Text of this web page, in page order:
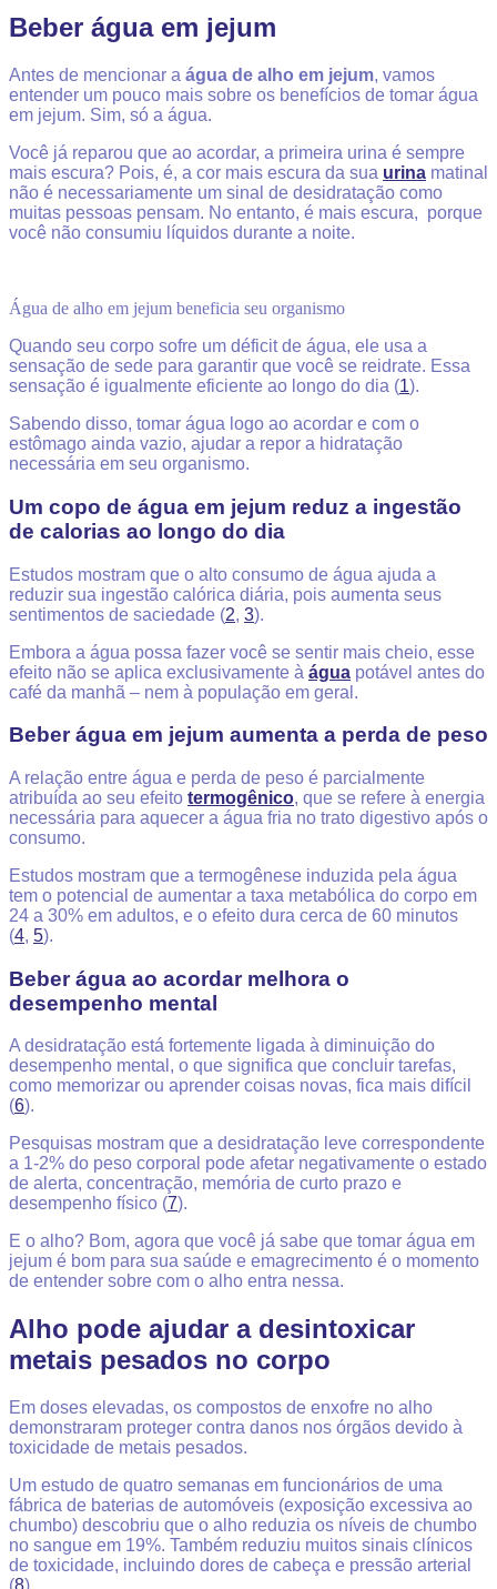
Beber água em jejum
Antes de mencionar a água de alho em jejum, vamos
entender um pouco mais sobre os benefícios de tomar água
em jejum. Sim, só a água.
Você já reparou que ao acordar, a primeira urina é sempre
mais escura? Pois, é, a cor mais escura da sua urina matinal
não é necessariamente um sinal de desidratação como
muitas pessoas pensam. No entanto, é mais escura, porque
você não consumiu líquidos durante a noite.
Água de alho em jejum beneficia seu organismo
Quando seu corpo sofre um déficit de água, ele usa a
sensação de sede para garantir que você se reidrate. Essa
sensação é igualmente eficiente ao longo do dia (1).
Sabendo disso, tomar água logo ao acordar e com o
estômago ainda vazio, ajudar a repor a hidratação
necessária em seu organismo.
Um copo de água em jejum reduz a ingestão
de calorias ao longo do dia
Estudos mostram que o alto consumo de água ajuda a
reduzir sua ingestão calórica diária, pois aumenta seus
sentimentos de saciedade (2, 3).
Embora a água possa fazer você se sentir mais cheio, esse
efeito não se aplica exclusivamente à água potável antes do
café da manhã – nem à população em geral.
Beber água em jejum aumenta a perda de peso
A relação entre água e perda de peso é parcialmente
atribuída ao seu efeito termogênico, que se refere à energia
necessária para aquecer a água fria no trato digestivo após o
consumo.
Estudos mostram que a termogênese induzida pela água
tem o potencial de aumentar a taxa metabólica do corpo em
24 a 30% em adultos, e o efeito dura cerca de 60 minutos
(4, 5).
Beber água ao acordar melhora o
desempenho mental
A desidratação está fortemente ligada à diminuição do
desempenho mental, o que significa que concluir tarefas,
como memorizar ou aprender coisas novas, fica mais difícil
(6).
Pesquisas mostram que a desidratação leve correspondente
a 1-2% do peso corporal pode afetar negativamente o estado
de alerta, concentração, memória de curto prazo e
desempenho físico (7).
E o alho? Bom, agora que você já sabe que tomar água em
jejum é bom para sua saúde e emagrecimento é o momento
de entender sobre com o alho entra nessa.
Alho pode ajudar a desintoxicar
metais pesados ​​no corpo
Em doses elevadas, os compostos de enxofre no alho
demonstraram proteger contra danos nos órgãos devido à
toxicidade de metais pesados.
Um estudo de quatro semanas em funcionários de uma
fábrica de baterias de automóveis (exposição excessiva ao
chumbo) descobriu que o alho reduzia os níveis de chumbo
no sangue em 19%. Também reduziu muitos sinais clínicos
de toxicidade, incluindo dores de cabeça e pressão arterial